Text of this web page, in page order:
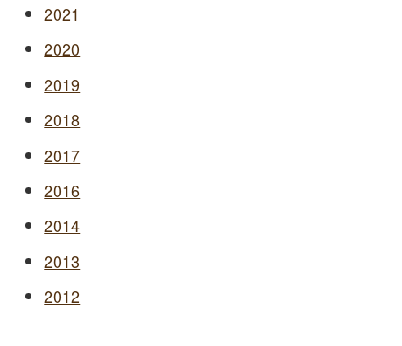
2021
2020
2019
2018
2017
2016
2014
2013
2012